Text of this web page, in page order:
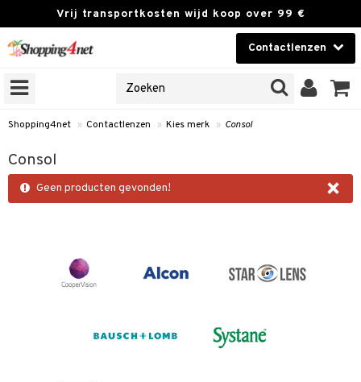
Vrij transportkosten wijd koop over 99 €
Contactlenzen
Contactlenzen
Brands
Shopping4net » Contactlenzen » Kies merk » Consol
Consol
×
Geen producten gevonden!
KIES LENS
langdurig gebruik